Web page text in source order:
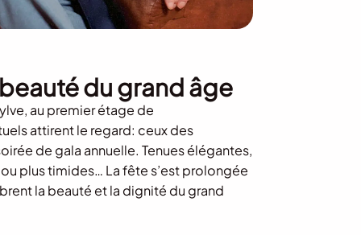
du grand âge
au premier étage de
attirent le regard: ceux des
de gala annuelle. Tenues élégantes,
plus timides… La fête s’est prolongée
la beauté et la dignité du grand